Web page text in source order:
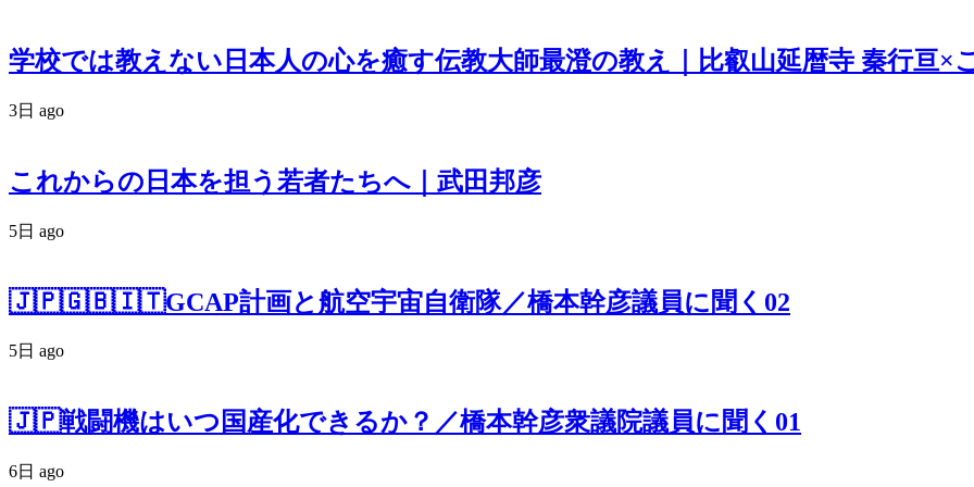
学校では教えない日本人の心を癒す伝教大師最澄の教え｜比叡山延暦寺 秦行亘×
3日 ago
これからの日本を担う若者たちへ｜武田邦彦
5日 ago
🇯🇵🇬🇧🇮🇹GCAP計画と航空宇宙自衛隊／橋本幹彦議員に聞く02
5日 ago
🇯🇵戦闘機はいつ国産化できるか？／橋本幹彦衆議院議員に聞く01
6日 ago